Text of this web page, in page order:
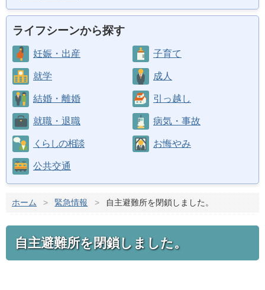
ライフシーンから探す
妊娠・出産 子育て
就学 成人
結婚・離婚 引っ越し
就職・退職 病気・事故
くらしの相談 お悔やみ
公共交通
ホーム > 緊急情報 > 自主避難所を閉鎖しました。
自主避難所を閉鎖しました。